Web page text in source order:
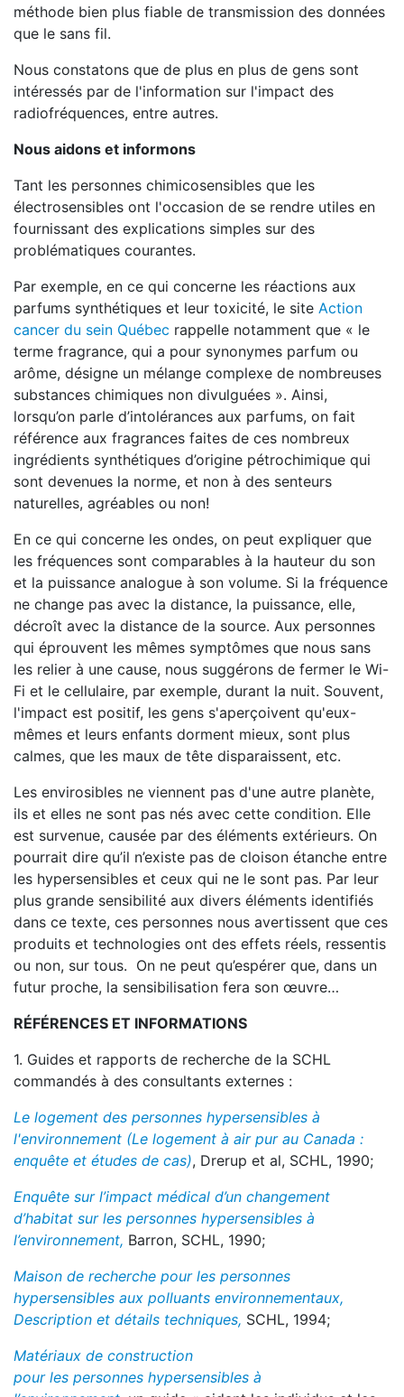
méthode bien plus fiable de transmission des données
que le sans fil.
Nous constatons que de plus en plus de gens sont
intéressés par de l'information sur l'impact des
radiofréquences, entre autres.
Nous aidons et informons
Tant les personnes chimicosensibles que les
électrosensibles ont l'occasion de se rendre utiles en
fournissant des explications simples sur des
problématiques courantes.
Par exemple, en ce qui concerne les réactions aux
parfums synthétiques et leur toxicité, le site Action
cancer du sein Québec rappelle notamment que « le
terme fragrance, qui a pour synonymes parfum ou
arôme, désigne un mélange complexe de nombreuses
substances chimiques non divulguées ». Ainsi,
lorsqu’on parle d’intolérances aux parfums, on fait
référence aux fragrances faites de ces nombreux
ingrédients synthétiques d’origine pétrochimique qui
sont devenues la norme, et non à des senteurs
naturelles, agréables ou non!
En ce qui concerne les ondes, on peut expliquer que
les fréquences sont comparables à la hauteur du son
et la puissance analogue à son volume. Si la fréquence
ne change pas avec la distance, la puissance, elle,
décroît avec la distance de la source. Aux personnes
qui éprouvent les mêmes symptômes que nous sans
les relier à une cause, nous suggérons de fermer le Wi-
Fi et le cellulaire, par exemple, durant la nuit. Souvent,
l'impact est positif, les gens s'aperçoivent qu'eux-
mêmes et leurs enfants dorment mieux, sont plus
calmes, que les maux de tête disparaissent, etc.
Les envirosibles ne viennent pas d'une autre planète,
ils et elles ne sont pas nés avec cette condition. Elle
est survenue, causée par des éléments extérieurs. On
pourrait dire qu’il n’existe pas de cloison étanche entre
les hypersensibles et ceux qui ne le sont pas. Par leur
plus grande sensibilité aux divers éléments identifiés
dans ce texte, ces personnes nous avertissent que ces
produits et technologies ont des effets réels, ressentis
ou non, sur tous. On ne peut qu’espérer que, dans un
futur proche, la sensibilisation fera son œuvre…
RÉFÉRENCES ET INFORMATIONS
1. Guides et rapports de recherche de la SCHL
commandés à des consultants externes :
Le logement des personnes hypersensibles à
l'environnement (Le logement à air pur au Canada :
enquête et études de cas), Drerup et al, SCHL, 1990;
Enquête sur l’impact médical d’un changement
d’habitat sur les personnes hypersensibles à
l’environnement, Barron, SCHL, 1990;
Maison de recherche pour les personnes
hypersensibles aux polluants environnementaux,
Description et détails techniques, SCHL, 1994;
Matériaux de construction
pourles personnes hypersensibles à